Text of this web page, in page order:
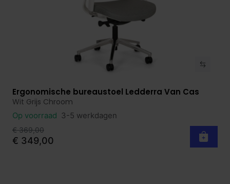
Bekijk product
Ergonomische bureaustoel Ledderra Van Cas
Wit Grijs Chroom
Op voorraad 3-5 werkdagen
€ 369,00
€ 349,00